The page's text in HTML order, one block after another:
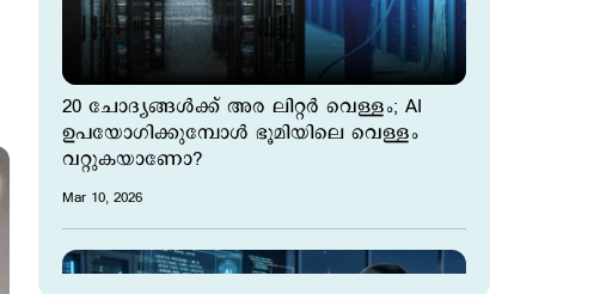
20 ചോദ്യങ്ങൾക്ക് അര ലിറ്റർ വെള്ളം; AI
ഉപയോഗിക്കുമ്പോൾ ഭൂമിയിലെ വെള്ളം
വറ്റുകയാണോ?
Mar 10, 2026